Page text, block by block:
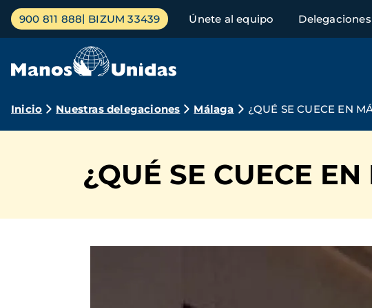
Pasar
contenido
Menú
principal
900 811 888 BIZUM 33439 Únete al equipo Delegaciones
Ruta
navegación
Inicio Nuestras delegaciones Málaga ¿QUÉ SE CUECE EN
¿QUÉ SE CUECE